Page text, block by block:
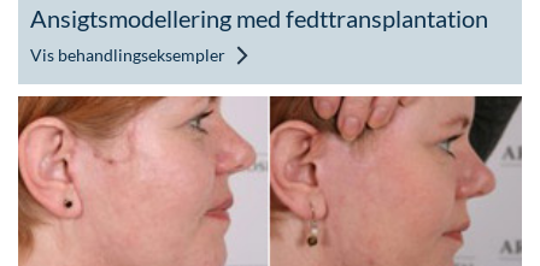
Ansigtsmodellering med fedttransplantation
Vis behandlingseksempler